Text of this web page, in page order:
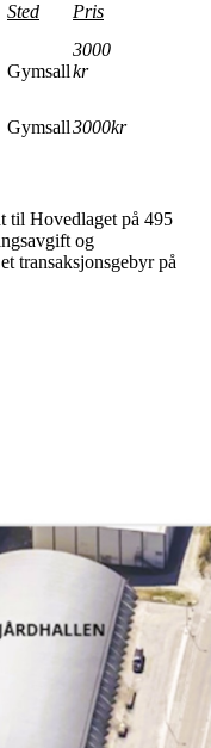
Sted Pris
Gymsall
3000
kr
Gymsall3000kr
til Hovedlaget på 495
og
transaksjonsgebyr på